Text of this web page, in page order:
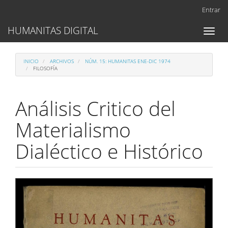
Contenido
principal
lateral
Entrar
Toggle
HUMANITAS DIGITAL
INICIO ARCHIVOS
NÚM. 15: HUMANITAS ENE-DIC 1974
FILOSOFÍA
Análisis Critico del
Materialismo
Dialéctico e Histórico
Barra
lateral
del